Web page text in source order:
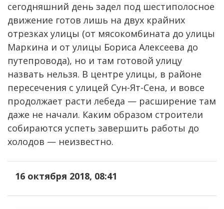
сегодняшний день задел под шестиполосное
движение готов лишь на двух крайних
отрезках улицы (от мясокомбината до улицы
Маркина и от улицы Бориса Алексеева до
путепровода), но и там готовой улицу
назвать нельзя. В центре улицы, в районе
пересечения с улицей Сун-Ят-Сена, и вовсе
продолжает расти лебеда — расширение там
даже не начали. Каким образом строители
собираются успеть завершить работы до
холодов — неизвестно.
16 октября 2018, 08:41